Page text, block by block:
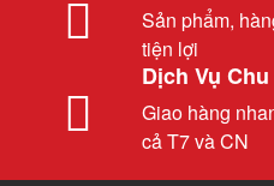
Sản phẩm,
tiện lợi
Dịch Vụ
Giao hàng
cả T7 và CN